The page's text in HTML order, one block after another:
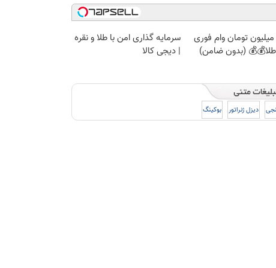
تا 100 میلیون تومان وام فوری
(بدون ضامن)
سرمایه گذاری امن با طلا و نقره
| دیجی کالا
دیزل ژنراتور بوکینگ